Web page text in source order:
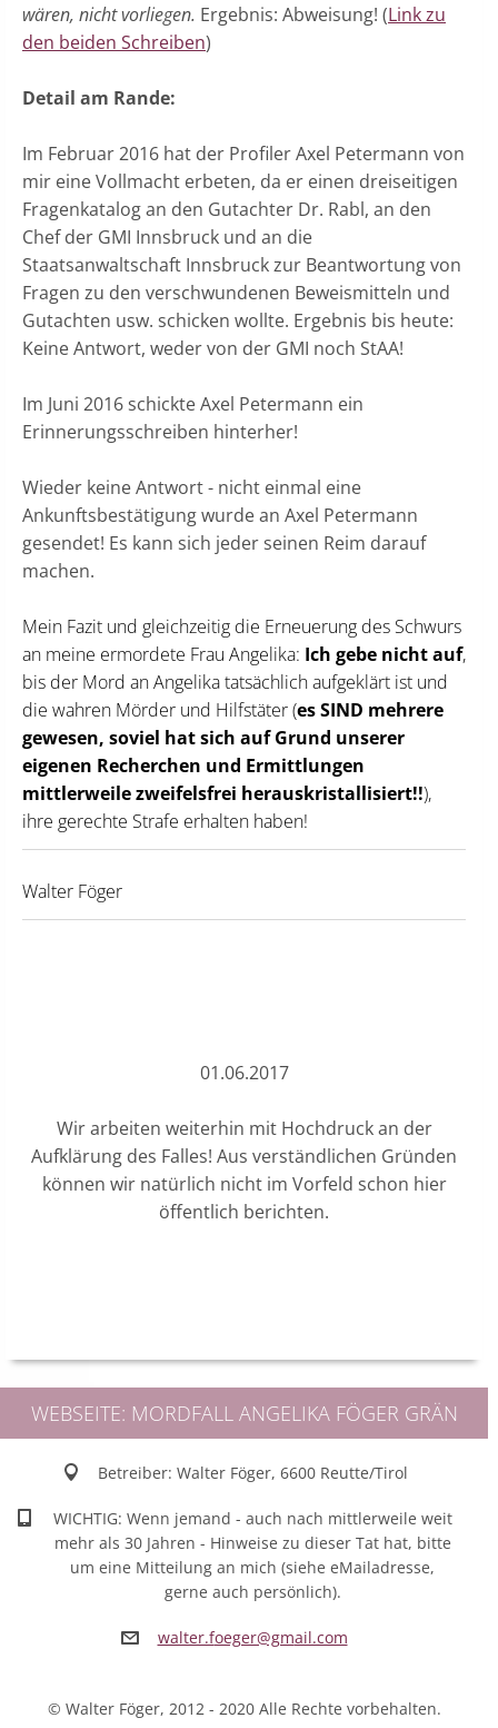
wären, nicht vorliegen. Ergebnis: Abweisung! (Link zu
den beiden Schreiben)
Detail am Rande:
Im Februar 2016 hat der Profiler Axel Petermann von
mir eine Vollmacht erbeten, da er einen dreiseitigen
Fragenkatalog an den Gutachter Dr. Rabl, an den
Chef der GMI Innsbruck und an die
Staatsanwaltschaft Innsbruck zur Beantwortung von
Fragen zu den verschwundenen Beweismitteln und
Gutachten usw. schicken wollte. Ergebnis bis heute:
Keine Antwort, weder von der GMI noch StAA!
Im Juni 2016 schickte Axel Petermann ein
Erinnerungsschreiben hinterher!
Wieder keine Antwort - nicht einmal eine
Ankunftsbestätigung wurde an Axel Petermann
gesendet! Es kann sich jeder seinen Reim darauf
machen.
Mein Fazit und gleichzeitig die Erneuerung des Schwurs
an meine ermordete Frau Angelika: Ich gebe nicht auf,
bis der Mord an Angelika tatsächlich aufgeklärt ist und
die wahren Mörder und Hilfstäter (es SIND mehrere
gewesen, soviel hat sich auf Grund unserer
eigenen Recherchen und Ermittlungen
mittlerweile zweifelsfrei herauskristallisiert!!),
ihre gerechte Strafe erhalten haben!
Walter Föger
01.06.2017
Wir arbeiten weiterhin mit Hochdruck an der
Aufklärung des Falles! Aus verständlichen Gründen
können wir natürlich nicht im Vorfeld schon hier
öffentlich berichten.
WEBSEITE: MORDFALL ANGELIKA FÖGER GRÄN
Betreiber: Walter Föger, 6600 Reutte/Tirol
WICHTIG: Wenn jemand - auch nach mittlerweile weit
mehr als 30 Jahren - Hinweise zu dieser Tat hat, bitte
um eine Mitteilung an mich (siehe eMailadresse,
gerne auch persönlich).
walter.foeger@gmail.com
© Walter Föger, 2012 - 2020 Alle Rechte vorbehalten.